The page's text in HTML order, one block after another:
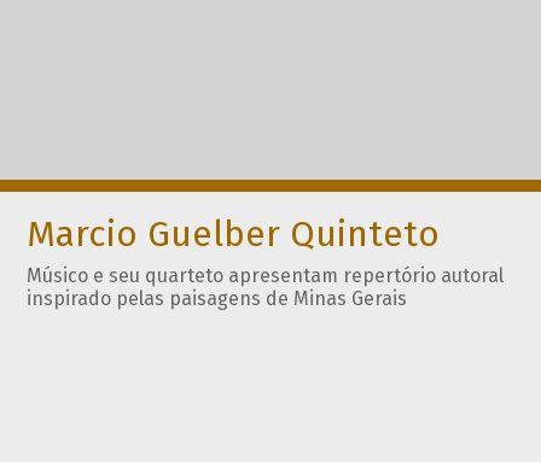
Marcio Guelber Quinteto
Músico e seu quarteto apresentam repertório autoral
inspirado pelas paisagens de Minas Gerais